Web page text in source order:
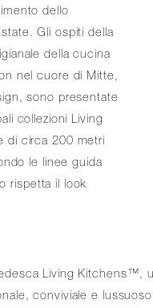
dello
Gli ospiti della
della cucina
nel cuore di Mitte,
sono presentate
collezioni Living
di circa 200 metri
le linee guida
rispetta il look
Living Kitchens™,
conviviale e